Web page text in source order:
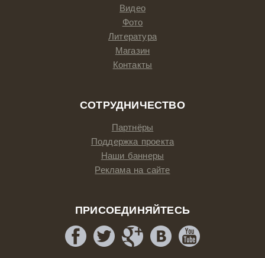
Видео
Фото
Литература
Магазин
Контакты
СОТРУДНИЧЕСТВО
Партнёры
Поддержка проекта
Наши баннеры
Реклама на сайте
ПРИСОЕДИНЯЙТЕСЬ